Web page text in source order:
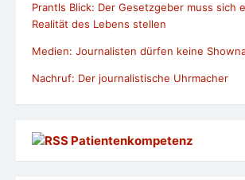
Prantls Blick: Der Gesetzgeber muss sich
Realität des Lebens stellen
Medien: Journalisten dürfen keine
Nachruf: Der journalistische Uhrmacher
Patientenkompetenz